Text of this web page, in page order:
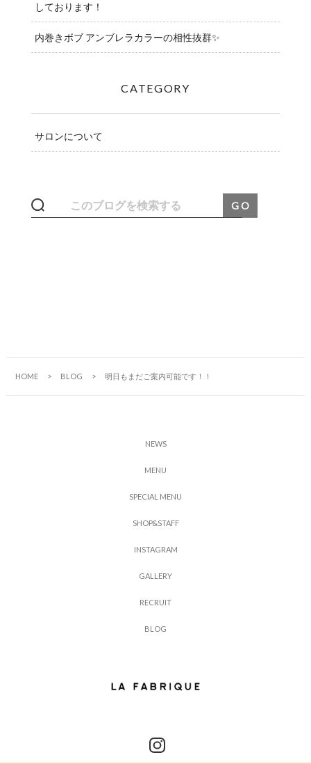
しております！
内巻きボブ アンブレラカラーの相性抜群✨️
CATEGORY
サロンについて
HOME BLOG 明日もまだご案内可能です！！
NEWS
MENU
SPECIAL MENU
SHOP&STAFF
INSTAGRAM
GAL L ERY
RECRUIT
BL OG